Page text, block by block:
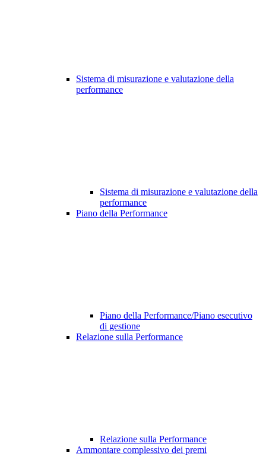
Sistema di misurazione e valutazione della
performance
Sistema di misurazione e valutazione della
performance
Piano della Performance
Piano della Performance/Piano esecutivo
di gestione
Relazione sulla Performance
Relazione sulla Performance
Ammontare complessivo dei premi